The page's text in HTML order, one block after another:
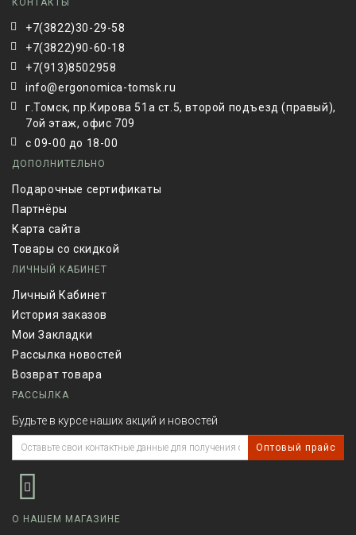
КОНТАКТЫ
+7(3822)30-29-58
+7(3822)90-60-18
+7(913)8502958
info@ergonomica-tomsk.ru
г.Томск, пр.Кирова 51а ст.5, второй подъезд (правый),
7ой этаж, офис 709
с 09-00 до 18-00
ДОПОЛНИТЕЛЬНО
Подарочные сертификаты
Партнёры
Карта сайта
Товары со скидкой
ЛИЧНЫЙ КАБИНЕТ
Личный Кабинет
История заказов
Мои Закладки
Рассылка новостей
Возврат товара
РАССЫЛКА
Будьте в курсе наших акций и новостей
Оптовый прайс
О НАШЕМ МАГАЗИНЕ